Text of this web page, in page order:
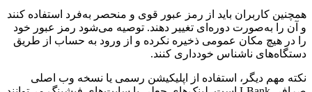
همچنین کاربران باید از رمز عبور قوی و منحصر به‌فرد استفاده کنند
و آن را به‌صورت دوره‌ای تغییر دهند. توصیه می‌شود رمز عبور خود
را در هیچ مکان عمومی ذخیره نکرده و از ورود به حساب از طریق
دستگاه‌های ناشناس خودداری کنند.
نکته مهم دیگر، استفاده از اپلیکیشن رسمی یا نسخه وب اصلی